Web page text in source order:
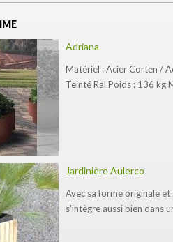
Adriana
Matériel : Acier Corten /
Teinté Ral Poids : 136 kg
Jardinière Aulerco
Avec sa forme originale
s'intègre aussi bien dans